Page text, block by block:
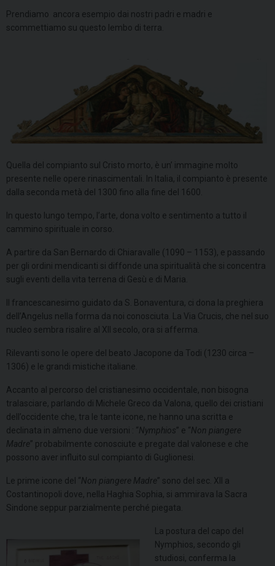
Prendiamo ancora esempio dai nostri padri e madri e
scommettiamo su questo lembo di terra.
Quella del compianto sul Cristo morto, è un’ immagine molto
presente nelle opere rinascimentali. In Italia, il compianto è presente
dalla seconda metà del 1300 fino alla fine del 1600.
In questo lungo tempo, l’arte, dona volto e sentimento a tutto il
cammino spirituale in corso.
A partire da San Bernardo di Chiaravalle (1090 – 1153), e passando
per gli ordini mendicanti si diffonde una spiritualità che si concentra
sugli eventi della vita terrena di Gesù e di Maria.
Il francescanesimo guidato da S. Bonaventura, ci dona la preghiera
dell’Angelus nella forma da noi conosciuta. La Via Crucis, che nel suo
nucleo sembra risalire al XII secolo, ora si afferma.
Rilevanti sono le opere del beato Jacopone da Todi (1230 circa –
1306) e le grandi mistiche italiane.
Accanto al percorso del cristianesimo occidentale, non bisogna
tralasciare, parlando di Michele Greco da Valona, quello dei cristiani
dell’occidente che, tra le tante icone, ne hanno una scritta e
declinata in almeno due versioni : “Nymphios” e “Non piangere
Madre” probabilmente conosciute e pregate dal valonese e che
possono aver influito sul compianto di Guglionesi.
Le prime icone del “Non piangere Madre” sono del sec. XII a
Costantinopoli dove, nella Haghia Sophia, si ammirava la Sacra
Sindone seppur parzialmente perché piegata.
La postura del capo del
Nymphios, secondo gli
studiosi, conferma la